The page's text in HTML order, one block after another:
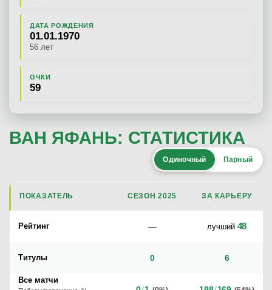
ДАТА РОЖДЕНИЯ
01.01.1970
56 лет
ОЧКИ
59
ВАН ЯФАНЬ: СТАТИСТИКА
Одиночный Парный
ПОКАЗАТЕЛЬ СЕЗОН 2025 ЗА КАРЬЕРУ
Рейтинг — лучший 48
Титулы 0 6
Все матчи